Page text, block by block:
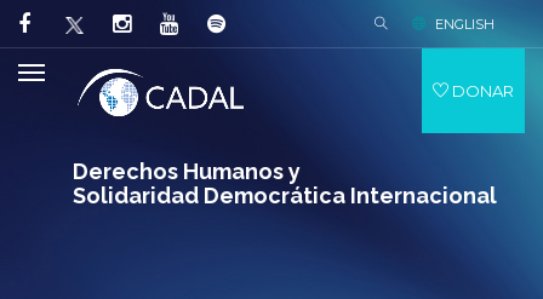
Derechos Humanos y
Solidaridad Democrática Internacional
ENGLISH
DONAR